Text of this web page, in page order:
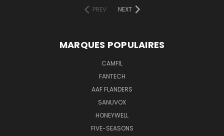
PREV
NEXT
MARQUES POPULAIRES
CAMFIL
FANTECH
AAF FLANDERS
SANUVOX
HONEYWELL
FIVE-SEASONS